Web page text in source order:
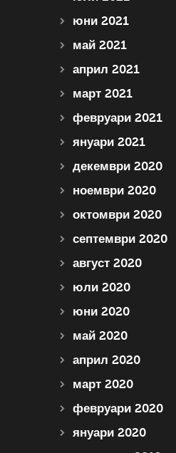
юни 2021
май 2021
април 2021
март 2021
февруари 2021
януари 2021
декември 2020
ноември 2020
октомври 2020
септември 2020
август 2020
юли 2020
юни 2020
май 2020
април 2020
март 2020
февруари 2020
януари 2020